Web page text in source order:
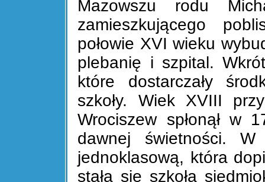
Mazowszu rodu
zamieszkującego
połowie XVI wieku
plebanię i szpital.
które dostarczały
szkoły. Wiek XVIII
Wrociszew spłonął w
dawnej świetności.
jednoklasową, która
stała się szkołą